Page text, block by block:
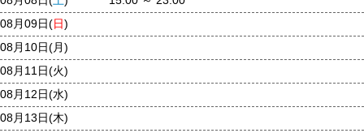
08月09日(日)
08月10日(月)
08月11日(火)
08月12日(水)
08月13日(木)